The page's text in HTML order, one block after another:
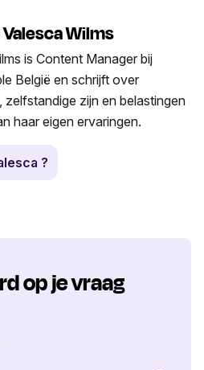
Wilms
is Content Manager bij
België en schrijft over
zelfstandige zijn en belastingen
haar eigen ervaringen.
?
op je vraag